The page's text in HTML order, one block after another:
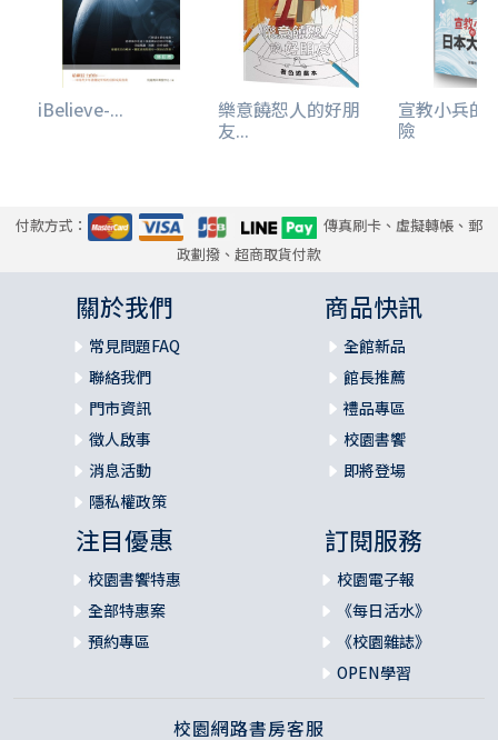
iBelieve-... 樂意饒恕人的好朋
友...
宣教小兵的
險
付款方式：
傳真刷卡、虛擬轉帳、郵
政劃撥、超商取貨付款
關於我們
常見問題FAQ
聯絡我們
門市資訊
徵人啟事
消息活動
隱私權政策
商品快訊
全館新品
館長推薦
禮品專區
校園書饗
即將登場
注目優惠
校園書饗特惠
全部特惠案
預約專區
訂閱服務
校園電子報
《每日活水》
《校園雜誌》
OPEN學習
校園網路書房客服